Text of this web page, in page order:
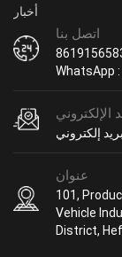
أخبار
اتصل بنا
WhatsApp
الإلكتروني
عنوان
101,
Vehicle
District,